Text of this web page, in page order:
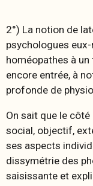
2°) La notion de
psychologues
homéopathes à
encore entrée, à
profonde de
On sait que le
social, objectif,
ses aspects
dissymétrie des
saisissante et